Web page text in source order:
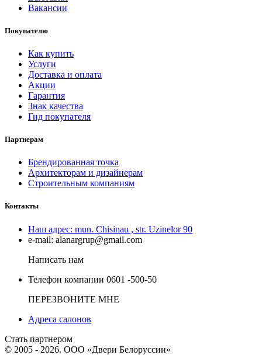
Вакансии
Покупателю
Как купить
Услуги
Доставка и оплата
Акции
Гарантия
Знак качества
Гид покупателя
Партнерам
Брендированная точка
Архитекторам и дизайнерам
Строительным компаниям
Контакты
Наш адрес: mun. Chisinau , str. Uzinelor 90
e-mail: alanargrup@gmail.com
Написать нам
Телефон компании 0601 -500-50
ПЕРЕЗВОНИТЕ МНЕ
Адреса салонов
Стать партнером
© 2005 - 2026. ООО «Двери Белоруссии»